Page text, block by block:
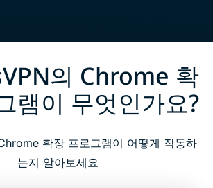
의 Chrome 확
램이 무엇인가요?
확장 프로그램이 어떻게 작동하
는지 알아보세요